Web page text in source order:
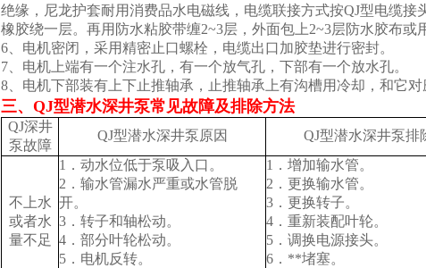
绝缘，尼龙护套耐用消费品水电磁线，电缆联接方式按QJ型电缆
橡胶绕一层。再用防水粘胶带缠2~3层，外面包上2~3层防水胶布或
6、电机密闭，采用精密止口螺栓，电缆出口加胶垫进行密封。
7、电机上端有一个注水孔，有一个放气孔，下部有一个放水孔。
8、电机下部装有上下止推轴承，止推轴承上有沟槽用冷却，和它
三、QJ型潜水深井泵常见故障及排除方法
QJ深井
泵故障
QJ型潜水深井泵原因 QJ型潜水深井泵排
不上水
或者水
量不足
1．动水位低于泵吸入口。
2．输水管漏水严重或水管脱
开。
3．转子和轴松动。
4．部分叶轮松动。
5．电机反转。
1．增加输水管。
2．更换输水管。
3．更换转子。
4．重新装配叶轮。
5．调换电源接头。
6．**堵塞。